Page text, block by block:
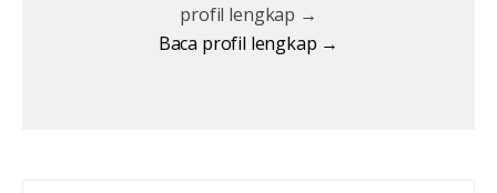
profil lengkap →
Baca profil lengkap →